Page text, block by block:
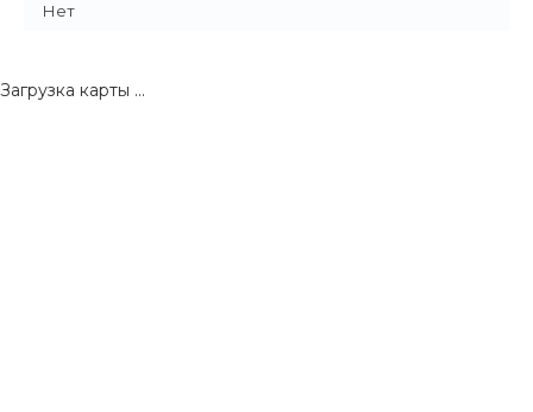
Нет
Загрузка карты ...